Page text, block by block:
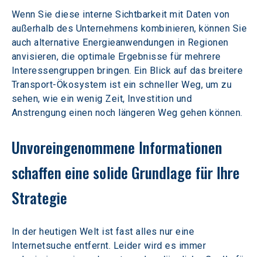
Wenn Sie diese interne Sichtbarkeit mit Daten von
außerhalb des Unternehmens kombinieren, können Sie
auch alternative Energieanwendungen in Regionen
anvisieren, die optimale Ergebnisse für mehrere
Interessengruppen bringen. Ein Blick auf das breitere
Transport-Ökosystem ist ein schneller Weg, um zu
sehen, wie ein wenig Zeit, Investition und
Anstrengung einen noch längeren Weg gehen können.
Unvoreingenommene Informationen
schaffen eine solide Grundlage für Ihre
Strategie
In der heutigen Welt ist fast alles nur eine
Internetsuche entfernt. Leider wird es immer